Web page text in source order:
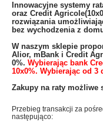
​Innowacyjne systemy
oraz Credit
rozwiązania
bez wychodzenia z
W naszym sklepie
Alior, mBank i Credit
0%. Wybierając bank
10x0%. Wybierając od 3
Zakupy na raty możliwe
Przebieg transakcji za
następująco: